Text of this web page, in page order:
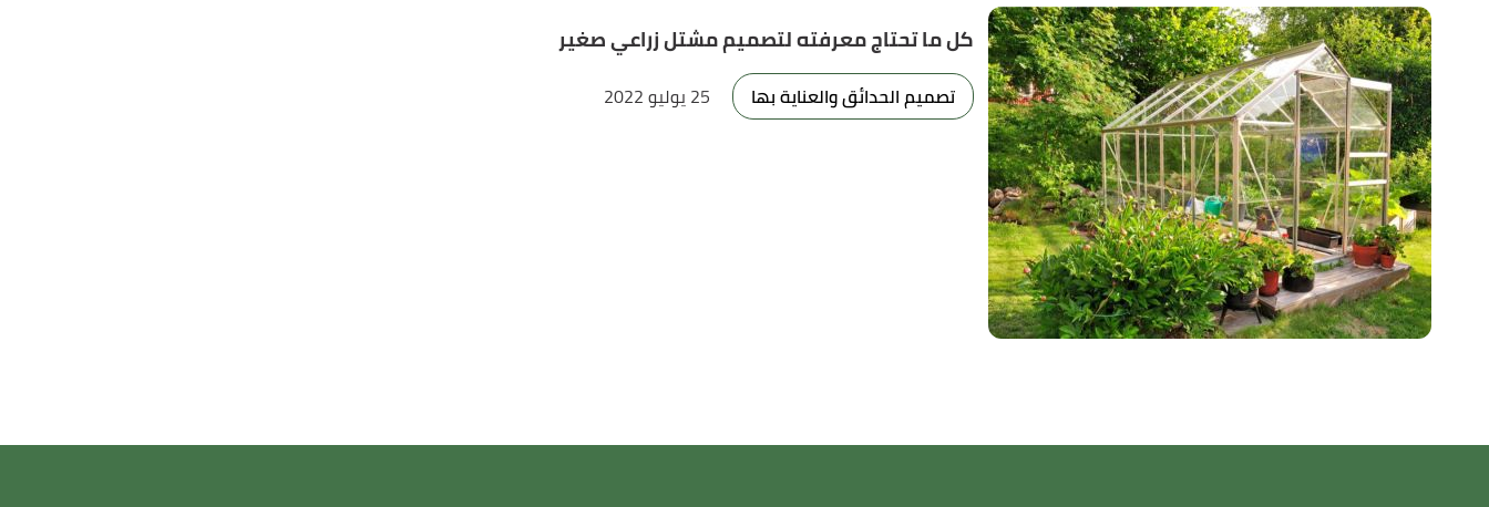
كل ما تحتاج معرفته لتصميم مشتل زراعي صغير
تصميم الحدائق والعناية بها 25 يوليو 2022